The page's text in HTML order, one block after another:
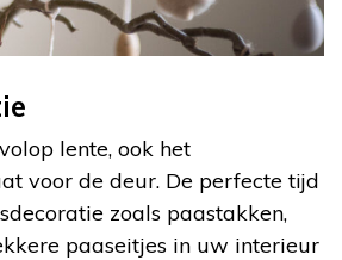
lente, ook het
voor de deur. De perfecte tijd
zoals paastakken,
paaseitjes in uw interieur